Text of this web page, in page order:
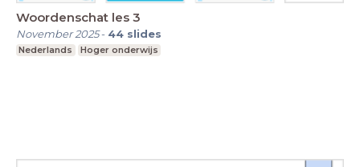
Woordenschat les 3
November 2025- 44 slides
Nederlands Hoger onderwijs